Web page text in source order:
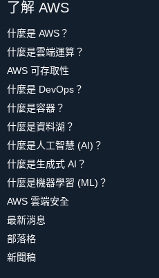
了解 AWS
什麼是 AWS？
什麼是雲端運算？
AWS 可存取性
什麼是 DevOps？
什麼是容器？
什麼是資料湖？
什麼是人工智慧 (AI)？
什麼是生成式 AI？
什麼是機器學習 (ML)？
AWS 雲端安全
最新消息
部落格
新聞稿